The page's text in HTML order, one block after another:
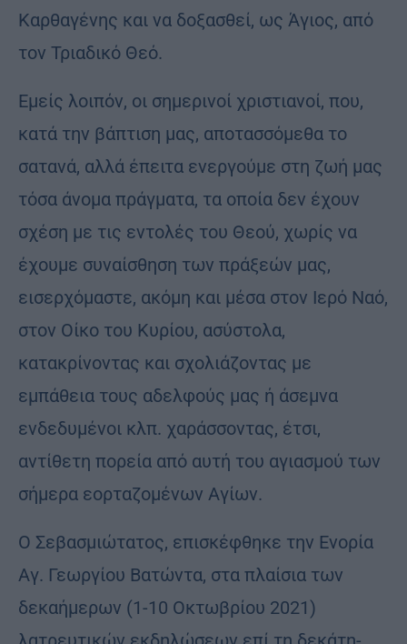
Καρθαγένης και να δοξασθεί, ως Άγιος, από
τον Τριαδικό Θεό.
Εμείς λοιπόν, οι σημερινοί χριστιανοί, που,
κατά την βάπτιση μας, αποτασσόμεθα το
σατανά, αλλά έπειτα ενεργούμε στη ζωή μας
τόσα άνομα πράγματα, τα οποία δεν έχουν
σχέση με τις εντολές του Θεού, χωρίς να
έχουμε συναίσθηση των πράξεών μας,
εισερχόμαστε, ακόμη και μέσα στον Ιερό Ναό,
στον Οίκο του Κυρίου, ασύστολα,
κατακρίνοντας και σχολιάζοντας με
εμπάθεια τους αδελφούς μας ή άσεμνα
ενδεδυμένοι κλπ. χαράσσοντας, έτσι,
αντίθετη πορεία από αυτή του αγιασμού των
σήμερα εορταζομένων Αγίων.
Ο Σεβασμιώτατος, επισκέφθηκε την Ενορία
Αγ. Γεωργίου Βατώντα, στα πλαίσια των
δεκαήμερων (1-10 Οκτωβρίου 2021)